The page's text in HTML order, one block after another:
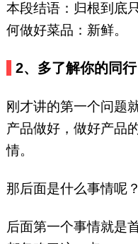
本段结语：归根到底
何做好菜品：新鲜。
2、多了解你的同行
刚才讲的第一个问题
产品做好，做好产品
情。
那后面是什么事情呢？
后面第一个事情就是